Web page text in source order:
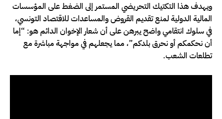
ويهدف هذا التكتيك التحريضي المستمر إلى الضغط على المؤسسات
المالية الدولية لمنع تقديم القروض والمساعدات للاقتصاد التونسي،
في سلوك انتقامي واضح يبرهن على أن شعار الإخوان الدائم هو: “إما
أن نحكمكم أو نحرق بلدكم”، مما يجعلهم في مواجهة مباشرة مع
تطلعات الشعب.